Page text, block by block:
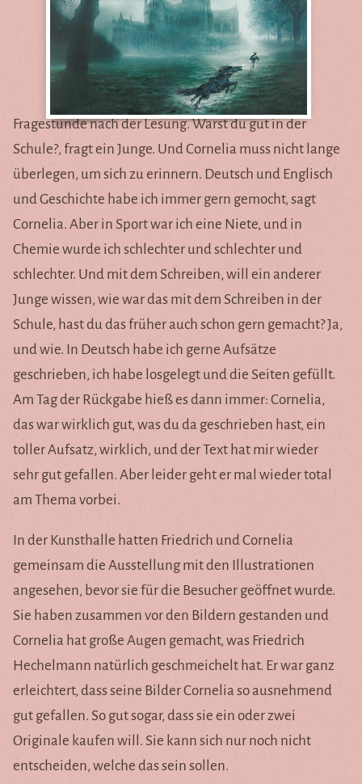
Fragestunde nach der Lesung. Warst du gut in der
Schule?, fragt ein Junge. Und Cornelia muss nicht lange
überlegen, um sich zu erinnern. Deutsch und Englisch
und Geschichte habe ich immer gern gemocht, sagt
Cornelia. Aber in Sport war ich eine Niete, und in
Chemie wurde ich schlechter und schlechter und
schlechter. Und mit dem Schreiben, will ein anderer
Junge wissen, wie war das mit dem Schreiben in der
Schule, hast du das früher auch schon gern gemacht? Ja,
und wie. In Deutsch habe ich gerne Aufsätze
geschrieben, ich habe losgelegt und die Seiten gefüllt.
Am Tag der Rückgabe hieß es dann immer: Cornelia,
das war wirklich gut, was du da geschrieben hast, ein
toller Aufsatz, wirklich, und der Text hat mir wieder
sehr gut gefallen. Aber leider geht er mal wieder total
am Thema vorbei.
In der Kunsthalle hatten Friedrich und Cornelia
gemeinsam die Ausstellung mit den Illustrationen
angesehen, bevor sie für die Besucher geöffnet wurde.
Sie haben zusammen vor den Bildern gestanden und
Cornelia hat große Augen gemacht, was Friedrich
Hechelmann natürlich geschmeichelt hat. Er war ganz
erleichtert, dass seine Bilder Cornelia so ausnehmend
gut gefallen. So gut sogar, dass sie ein oder zwei
Originale kaufen will. Sie kann sich nur noch nicht
entscheiden, welche das sein sollen.